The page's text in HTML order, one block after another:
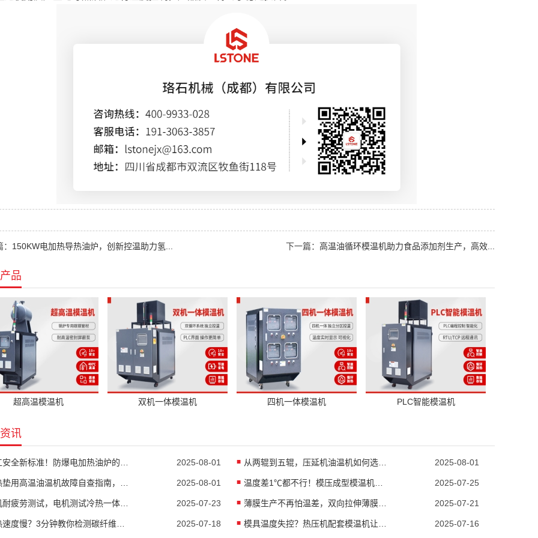
150KW电加热导热油炉，创新控温助力氢... 下一篇： 高温油循环模温机助力食品添加剂生产，高效...
品
超高温模温机 双机一体模温机 四机一体模温机 PLC智能模温机
讯
2025-08-01 从两辊到五辊，压延机油温机如何选型？ 2025-08-01
2025-08-01 温度差1℃都不行！模压成型模温机助力汽车保险杠生产 2025-07-25
2025-07-23 薄膜生产不再怕温差，双向拉伸薄膜模温机精准控温 2025-07-21
2025-07-18 2025-07-16